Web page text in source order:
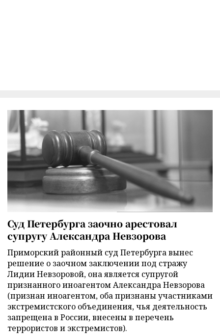
Суд Петербурга заочно арестовал
супругу Александра Невзорова
Приморский районный суд Петербурга вынес
решение о заочном заключении под стражу
Лидии Невзоровой, она является супругой
признанного иноагентом Александра Невзорова
(признан иноагентом, оба признаны участниками
экстремистского объединения, чья деятельность
запрещена в России, внесены в перечень
террористов и экстремистов).